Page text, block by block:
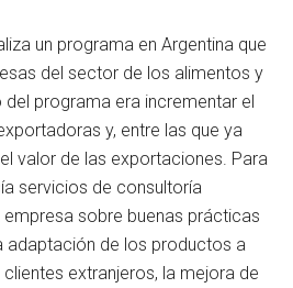
un programa en Argentina que
del sector de los alimentos y
del programa era incrementar el
y, entre las que ya
valor de las exportaciones. Para
servicios de consultoría
sobre buenas prácticas
de los productos a
extranjeros, la mejora de